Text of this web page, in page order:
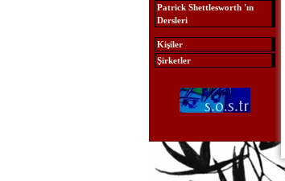
Patrick Shettlesworth 'ın
Dersleri
Kişiler
Şirketler